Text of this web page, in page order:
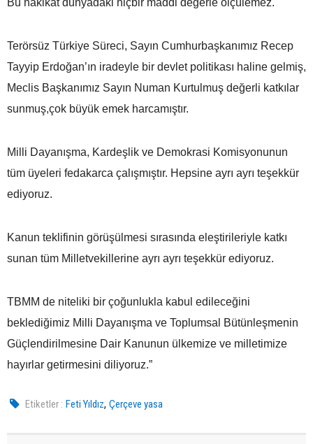
Terörsüz Türkiye Süreci, Sayın Cumhurbaşkanımız Recep
Tayyip Erdoğan’ın iradeyle bir devlet politikası haline gelmiş,
Meclis Başkanımız Sayın Numan Kurtulmuş değerli katkılar
sunmuş,çok büyük emek harcamıştır.
Milli Dayanışma, Kardeşlik ve Demokrasi Komisyonunun
tüm üyeleri fedakarca çalışmıştır. Hepsine ayrı ayrı teşekkür
ediyoruz.
Kanun teklifinin görüşülmesi sırasında eleştirileriyle katkı
sunan tüm Milletvekillerine ayrı ayrı teşekkür ediyoruz.
TBMM de niteliki bir çoğunlukla kabul edileceğini
beklediğimiz Milli Dayanışma ve Toplumsal Bütünleşmenin
Güçlendirilmesine Dair Kanunun ülkemize ve milletimize
hayırlar getirmesini diliyoruz.”
Etiketler : Feti Yıldız,Çerçeve yasa